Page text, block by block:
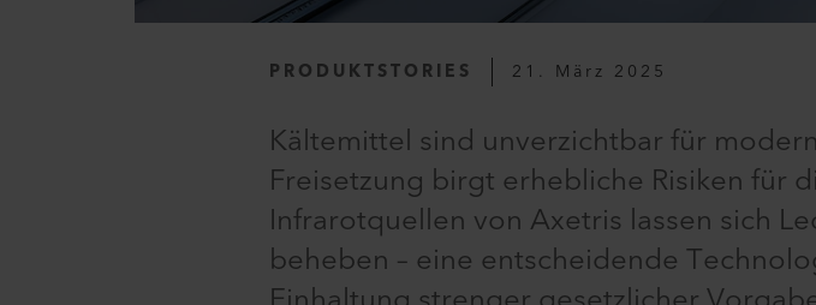
PRODUKTSTORIES 21. März 2025
Kältemittel sind unverzichtbar für
Freisetzung birgt erhebliche Risiken für
Infrarotquellen von Axetris lassen sich
beheben – eine entscheidende